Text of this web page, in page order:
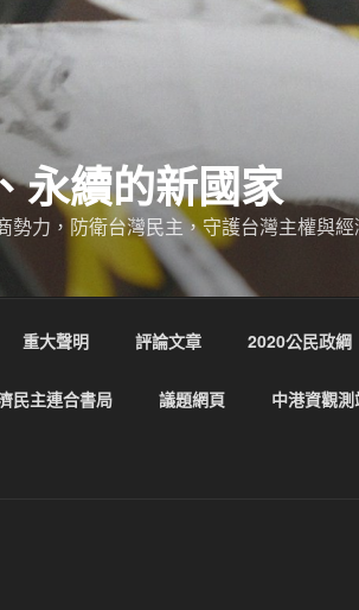
永續的新國家
力，防衛台灣民主，守護台灣主權與
重大聲明 評論文章 2020公民政綱
民主連合書局 議題網頁 中港資觀測